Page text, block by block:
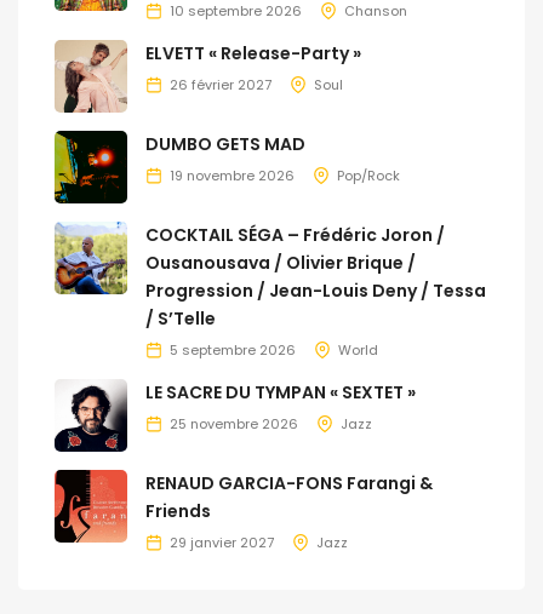
10 septembre 2026 Chanson
ELVETT « Release-Party »
26 février 2027 Soul
DUMBO GETS MAD
19 novembre 2026 Pop/Rock
COCKTAIL SÉGA – Frédéric Joron /
Ousanousava / Olivier Brique /
Progression / Jean-Louis Deny / Tessa
/ S’Telle
5 septembre 2026 World
LE SACRE DU TYMPAN « SEXTET »
25 novembre 2026 Jazz
RENAUD GARCIA-FONS Farangi &
Friends
29 janvier 2027 Jazz